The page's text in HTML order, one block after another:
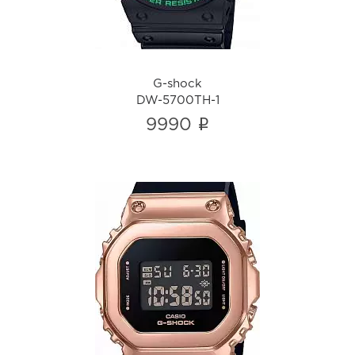
G-shock
DW-5700TH-1
9990 i
G-shock
GM-S5600PG-1ER